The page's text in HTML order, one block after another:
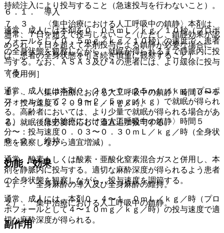
持続注入により投与すること（急速投与を行わないこと）。
７．３． 〈集中治療における人工呼吸中の鎮静〉本剤は、
通常、７日を超えて投与しないこと（ただし、鎮静効果が認
められ、７日を超えて本剤投与による鎮静が必要な場合に
は、患者の全身状態を引き続き慎重に観察すること）。
［使用例］
１）． 〈集中治療における人工呼吸中の鎮静〉時間０〜５
分：投与速度０．０３ｍＬ／ｋｇ／時。
２）． 〈集中治療における人工呼吸中の鎮静〉時間５
分〜：投与速度０．０３〜０．３０ｍＬ／ｋｇ／時（全身状
態を観察しながら適宜増減）。
効能・効果
１）． 全身麻酔の導入及び全身麻酔の維持。
２）． 集中治療における人工呼吸中の鎮静。
副作用
６．１． 導入
通常、成人には本剤を０．０５ｍＬ／ｋｇ／１０秒（プロポ
フォールとして０．５ｍｇ／ｋｇ／１０秒）の速度で、患者
の全身状態を観察しながら、就眠が得られるまで静脈内に投
与する。なお、ＡＳＡ３及び４の患者には、より緩徐に投与
する。
通常、成人には本剤０．２０〜０．２５ｍＬ／ｋｇ（プロポ
フォールとして２．０〜２．５ｍｇ／ｋｇ）で就眠が得られ
る。高齢者においては、より少量で就眠が得られる場合があ
る。就眠後は必要に応じて適宜追加投与する。
６．２． 維持
通常、酸素もしくは酸素・亜酸化窒素混合ガスと併用し、本
剤を静脈内に投与する。適切な麻酔深度が得られるよう患者
の全身状態を観察しながら、投与速度を調節する。
通常、成人には、本剤０．４〜１．０ｍＬ／ｋｇ／時（プロ
ポフォールとして４〜１０ｍｇ／ｋｇ／時）の投与速度で適
切な麻酔深度が得られる。